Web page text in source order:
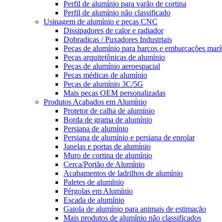
Perfil de alumínio para varão de cortina
Perfil de alumínio não classificado
Usinagem de alumínio e peças CNC
Dissipadores de calor e radiador
Dobradiças / Puxadores Industriais
Peças de alumínio para barcos e embarcações
Peças arquitetônicas de alumínio
Peças de alumínio aeroespacial
Peças médicas de alumínio
Peças de alumínio 3C/5G
Mais peças OEM personalizadas
Produtos Acabados em Alumínio
Protetor de calha de alumínio
Borda de grama de alumínio
Persiana de alumínio
Persiana de alumínio e persiana de enrolar
Janelas e portas de alumínio
Muro de cortina de alumínio
Cerca/Portão de Alumínio
Acabamentos de ladrilhos de alumínio
Paletes de alumínio
Pérgolas em Alumínio
Escada de alumínio
Gaiola de alumínio para animais de estimação
Mais produtos de alumínio não classificados